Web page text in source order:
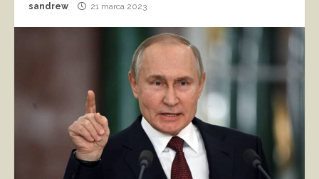
sandrew 21 marca 2023